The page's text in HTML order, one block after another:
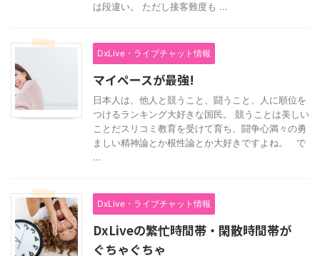
は段違い。 ただし接客難度も ...
DxLive・ライブチャット情報
マイペースが最強!
日本人は、他人と競うこと、闘うこと、人に順位を
つけるランキング大好きな国民。 競うことは美しい
ことだスリコミ教育を受けて育ち、闘争心満々の勇
ましい精神論とか根性論とか大好きですよね。 で
...
DxLive・ライブチャット情報
DxLiveの繁忙時間帯・閑散時間帯が
ぐちゃぐちゃ